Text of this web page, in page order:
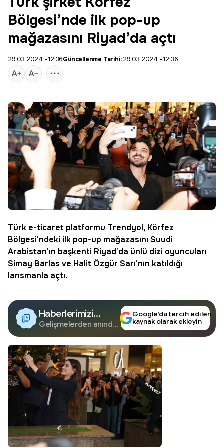
Bölgesi’nde ilk pop-up
mağazasını Riyad’da açtı
29.03.2024 - 12:36Güncellenme Tarihi:29.03.2024 - 12:36
Türk e-ticaret platformu Trendyol, Körfez
Bölgesi’ndeki ilk pop-up mağazasını Suudi
Arabistan’ın başkenti Riyad’da ünlü dizi oyuncuları
Simay Barlas ve Halit Özgür Sarı’nın katıldığı
lansmanla açtı.
Haberlerimizi
Google'da Takip
Edin
Gelişmelerden anında
Google’da tercih edilen
kaynak olarak ekleyin